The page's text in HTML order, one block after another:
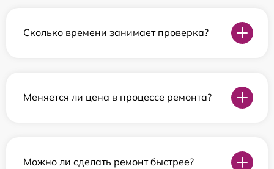
Сколько времени занимает проверка?
Меняется ли цена в процессе ремонта?
Можно ли сделать ремонт быстрее?